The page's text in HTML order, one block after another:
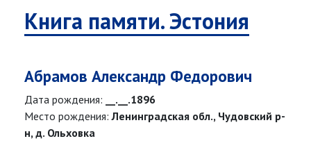
Книга памяти. Эстония
Абрамов Александр Федорович
Дата рождения:
__.__.1896
Место рождения:Ленинградская обл., Чудовский р-
н, д. Ольховка